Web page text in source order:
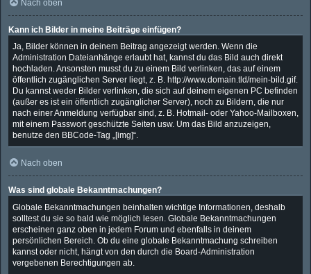
Nach oben
Kann ich Bilder in meine Beiträge einfügen?
Ja, Bilder können in deinem Beitrag angezeigt werden. Wenn die
Administration Dateianhänge erlaubt hat, kannst du das Bild auch direkt
hochladen. Ansonsten musst du zu einem Bild verlinken, das auf einem
öffentlich zugänglichen Server liegt, z. B. http://www.domain.tld/mein-bild.gif.
Du kannst weder Bilder verlinken, die sich auf deinem eigenen PC befinden
(außer es ist ein öffentlich zugänglicher Server), noch zu Bildern, die nur
nach einer Anmeldung verfügbar sind, z. B. Hotmail- oder Yahoo-Mailboxen,
mit einem Passwort geschützte Seiten usw. Um das Bild anzuzeigen,
benutze den BBCode-Tag „[img]“.
Nach oben
Was sind globale Bekanntmachungen?
Globale Bekanntmachungen beinhalten wichtige Informationen, deshalb
solltest du sie so bald wie möglich lesen. Globale Bekanntmachungen
erscheinen ganz oben in jedem Forum und ebenfalls in deinem
persönlichen Bereich. Ob du eine globale Bekanntmachung schreiben
kannst oder nicht, hängt von den durch die Board-Administration
vergebenen Berechtigungen ab.